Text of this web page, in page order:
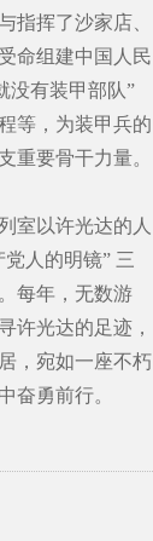
指挥了沙家店、
命组建中国人民
没有装甲部队”
等，为装甲兵的
重要骨干力量。
室以许光达的人
人的明镜” 三
每年，无数游
许光达的足迹，
，宛如一座不朽
奋勇前行。